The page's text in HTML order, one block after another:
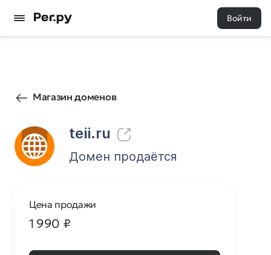
Войти
Магазин доменов
teii.ru
52 0
Домен продаётся
Цена продажи
1 990 ₽